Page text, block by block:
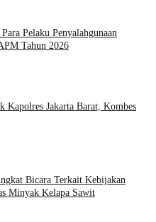
Pelaku Penyalahgunaan
Tahun 2026
Kapolres Jakarta Barat, Kombes
Bicara Terkait Kebijakan
Minyak Kelapa Sawit